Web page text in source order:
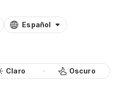
Español
Claro Oscuro